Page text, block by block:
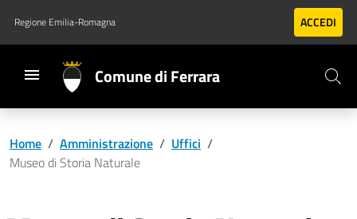
Vai al contenuto principale
Vai al footer
Regione Emilia-Romagna ACCEDI
Comune di Ferrara
Home / Amministrazione / Uffici /
Museo di Storia Naturale